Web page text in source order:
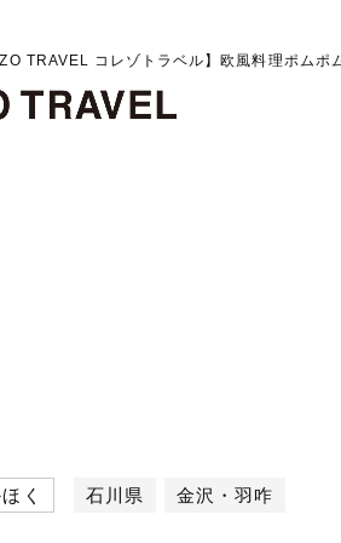
TRAVEL コレゾトラベル】欧風料理ポムポ
く 石川県 金沢・羽咋